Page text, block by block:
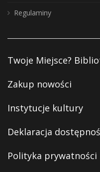
Regulaminy
Twoje Miejsce?
Zakup nowości
Instytucje kultury
Deklaracja
Polityka prywatności